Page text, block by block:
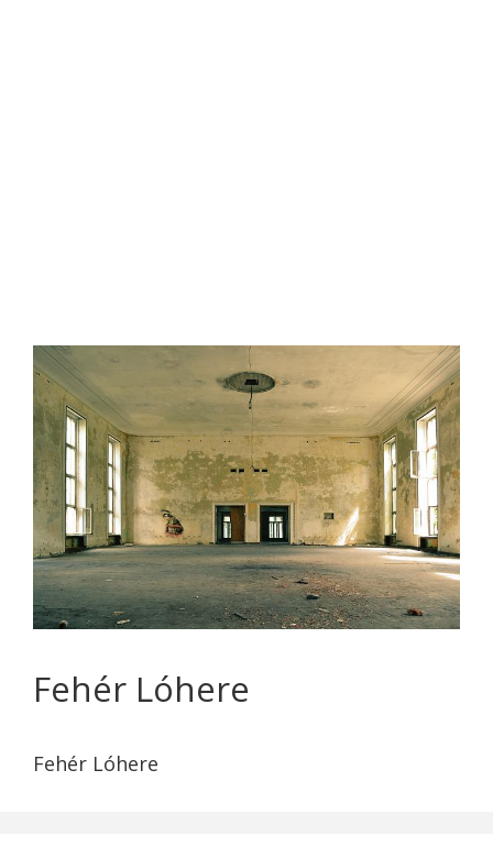
Fehér Lóhere
Fehér Lóhere